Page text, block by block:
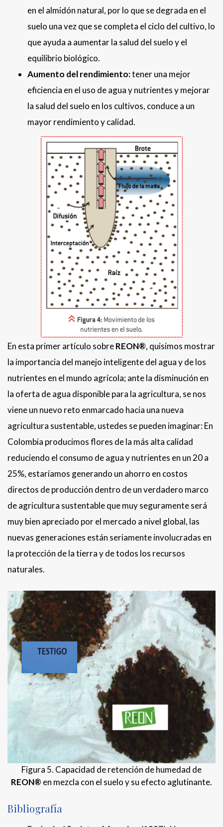
en el almidón natural, por lo que se degrada en el
suelo una vez que se completa el ciclo del cultivo, lo
que ayuda a aumentar la salud del suelo y el
equilibrio biológico.
Aumento del rendimiento:tener una mejor
eficiencia en el uso de agua y nutrientes y mejorar
la salud del suelo en los cultivos, conduce a un
mayor rendimiento y calidad.
En esta primer artículo sobreREON®, quisimos mostrar
la importancia del manejo inteligente del agua y de los
nutrientes en el mundo agrícola; ante la disminución en
la oferta de agua disponible para la agricultura, se nos
viene un nuevo reto enmarcado hacia una nueva
agricultura sustentable, ustedes se pueden imaginar: En
Colombia producimos flores de la más alta calidad
reduciendo el consumo de agua y nutrientes en un 20 a
25%, estaríamos generando un ahorro en costos
directos de producción dentro de un verdadero marco
de agricultura sustentable que muy seguramente será
muy bien apreciado por el mercado a nivel global, las
nuevas generaciones están seriamente involucradas en
la protección de la tierra y de todos los recursos
naturales.
Figura 5. Capacidad de retención de humedad de
REON® en mezcla con el suelo y su efecto aglutinante.
Bibliografía